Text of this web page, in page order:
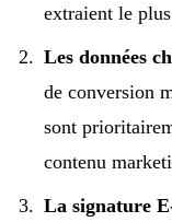
extraient le
Les données
de conversion
sont
contenu
La signature